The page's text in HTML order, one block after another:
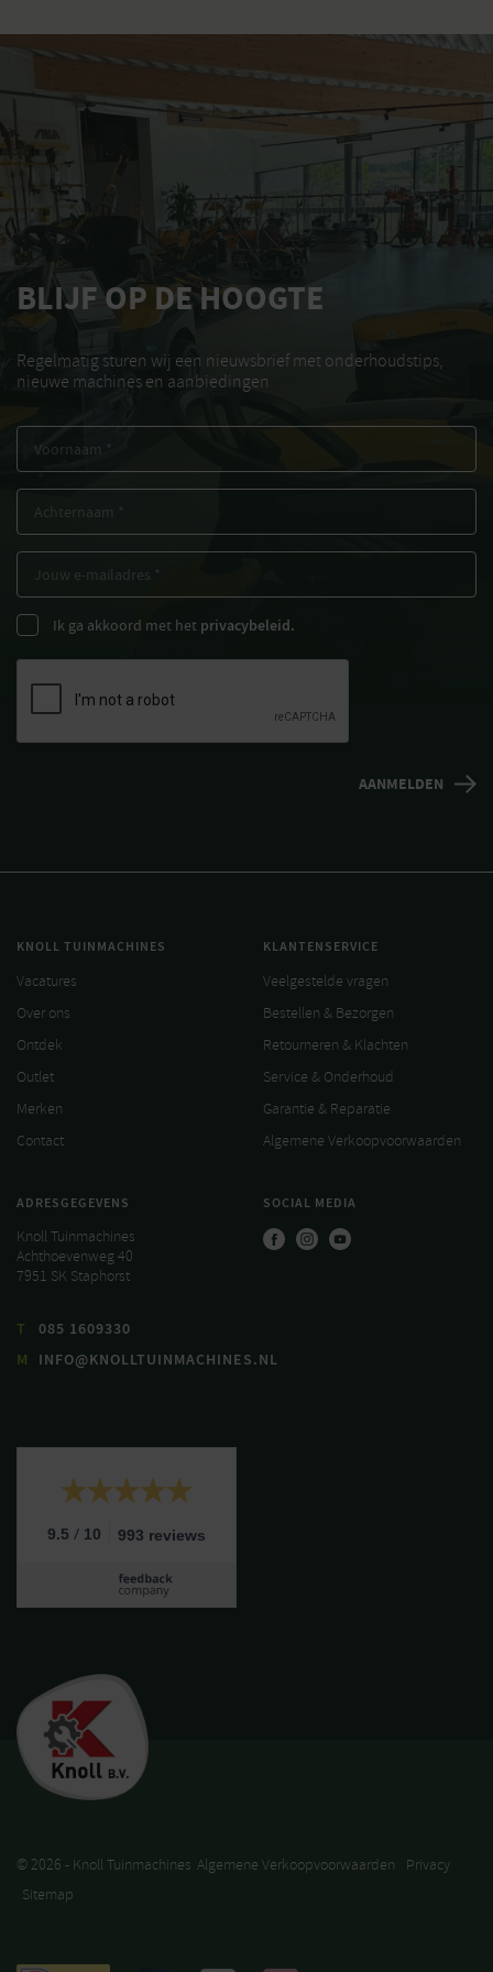
BLIJF OP DE HOOGTE
Regelmatig sturen wij een nieuwsbrief met onderhoudstips,
nieuwe machines en aanbiedingen
Ik ga akkoord met het privacybeleid.
KNOLL TUINMACHINES
Vacatures
Over ons
Ontdek
Outlet
Merken
Contact
KLANTENSERVICE
Veelgestelde vragen
Bestellen & Bezorgen
Retourneren & Klachten
Service & Onderhoud
Garantie & Reparatie
Algemene Verkoopvoorwaarden
ADRESGEGEVENS
Knoll Tuinmachines
Achthoevenweg 40
7951 SK Staphorst
T
085 1609330
M
INFO@KNOLLTUINMACHINES.NL
SOCIAL MEDIA
9.5 / 10 993 reviews
© 2026 - Knoll Tuinmachines Algemene Verkoopvoorwaarden
Privacy
Sitemap